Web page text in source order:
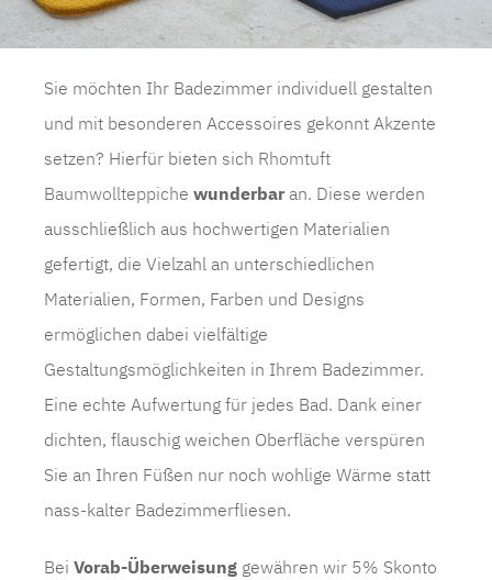
Sie möchten Ihr Badezimmer individuell gestalten
und mit besonderen Accessoires gekonnt Akzente
setzen? Hierfür bieten sich Rhomtuft
Baumwollteppiche wunderbar an. Diese werden
ausschließlich aus hochwertigen Materialien
gefertigt, die Vielzahl an unterschiedlichen
Materialien, Formen, Farben und Designs
ermöglichen dabei vielfältige
Gestaltungsmöglichkeiten in Ihrem Badezimmer.
Eine echte Aufwertung für jedes Bad. Dank einer
dichten, flauschig weichen Oberfläche verspüren
Sie an Ihren Füßen nur noch wohlige Wärme statt
nass-kalter Badezimmerfliesen.
Bei Vorab-Überweisung gewähren wir 5% Skonto